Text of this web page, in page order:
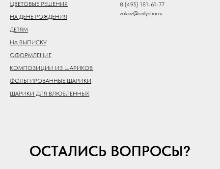
ЦВЕТОВЫЕ РЕШЕНИЯ
НА ДЕНЬ РОЖДЕНИЯ
ДЕТЯМ
НА ВЫПИСКУ
ОФОРМЛЕНИЕ
КОМПОЗИЦИИ ИЗ ШАРИКОВ
ФОЛЬГИРОВАННЫЕ ШАРИКИ
ШАРИКИ ДЛЯ ВЛЮБЛЁННЫХ
8 (495) 181-61-77
zakaz@onlyshar.ru
ОСТАЛИСЬ ВОПРОСЫ?